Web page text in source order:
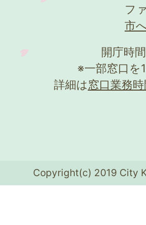
フ
市
開庁時
※一部窓口を
詳細は窓口業務
Copyright(c) 2019 City